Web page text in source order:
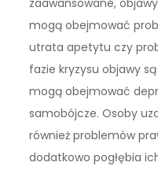
mogą obejmować
utrata apetytu czy
fazie kryzysu objawy
mogą obejmować
samobójcze. Osoby
również problemów
dodatkowo pogłębia